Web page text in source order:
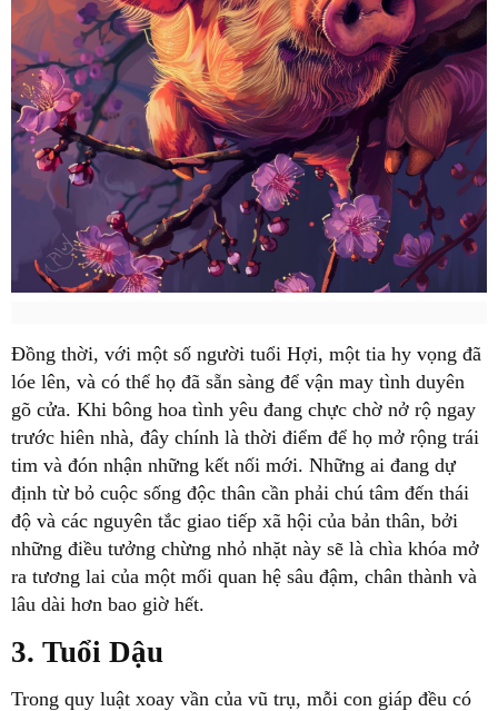
Đồng thời, với một số người tuổi Hợi, một tia hy vọng đã
lóe lên, và có thể họ đã sẵn sàng để vận may tình duyên
gõ cửa. Khi bông hoa tình yêu đang chực chờ nở rộ ngay
trước hiên nhà, đây chính là thời điểm để họ mở rộng trái
tim và đón nhận những kết nối mới. Những ai đang dự
định từ bỏ cuộc sống độc thân cần phải chú tâm đến thái
độ và các nguyên tắc giao tiếp xã hội của bản thân, bởi
những điều tưởng chừng nhỏ nhặt này sẽ là chìa khóa mở
ra tương lai của một mối quan hệ sâu đậm, chân thành và
lâu dài hơn bao giờ hết.
3. Tuổi Dậu
Trong quy luật xoay vần của vũ trụ, mỗi con giáp đều có